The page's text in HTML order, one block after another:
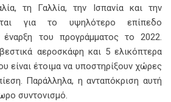
τη Γαλλία, την Ισπανία και την
για το υψηλότερο επίπεδο
του προγράμματος το 2022.
αεροσκάφη και 5 ελικόπτερα
είναι έτοιμα να υποστηρίξουν χώρες
Παράλληλα, η ανταπόκριση αυτή
συντονισμό.